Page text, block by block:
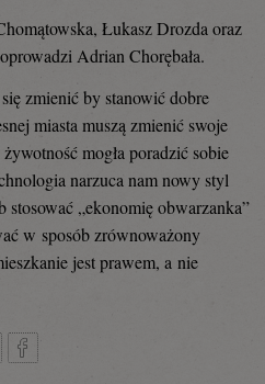
Łukasz Drozda oraz
Adrian Chorębała.
zmienić by stanowić dobre
miasta muszą zmienić swoje
mogła poradzić sobie
narzuca nam nowy styl
„ekonomię obwarzanka”
w sposób zrównoważony
jest prawem, a nie